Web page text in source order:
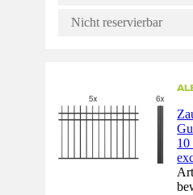
Nicht reservierbar
10